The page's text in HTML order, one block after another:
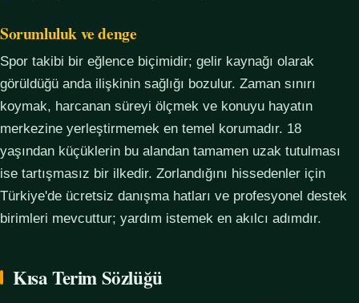
Sorumluluk ve denge
Spor takibi bir eğlence biçimidir; gelir kaynağı olarak
görüldüğü anda ilişkinin sağlığı bozulur. Zaman sınırı
koymak, harcanan süreyi ölçmek ve konuyu hayatın
merkezine yerleştirmemek en temel korumadır. 18
yaşından küçüklerin bu alandan tamamen uzak tutulması
ise tartışmasız bir ilkedir. Zorlandığını hissedenler için
Türkiye'de ücretsiz danışma hatları ve profesyonel destek
birimleri mevcuttur; yardım istemek en akılcı adımdır.
Kısa Terim Sözlüğü